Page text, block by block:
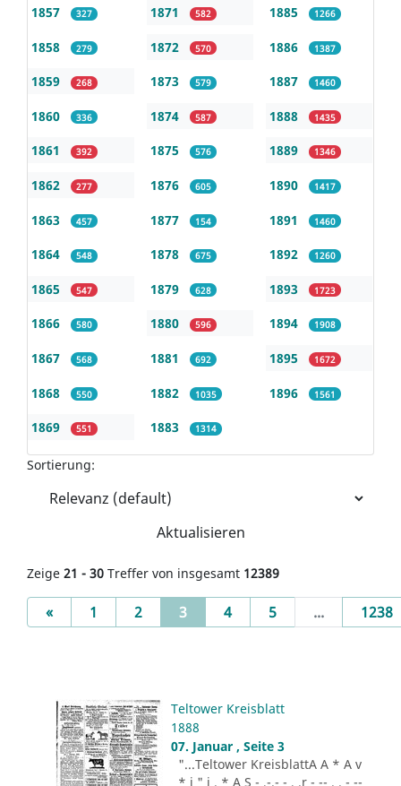
1857 327
1858 279
1859 268
1860 336
1861 392
1862 277
1863 457
1864 548
1865 547
1866 580
1867 568
1868 550
1869 551
1871 582
1872 570
1873 579
1874 587
1875 576
1876 605
1877 154
1878 675
1879 628
1880 596
1881 692
1882 1035
1883 1314
1885 1266
1886 1387
1887 1460
1888 1435
1889 1346
1890 1417
1891 1460
1892 1260
1893 1723
1894 1908
1895 1672
1896 1561
Sortierung:
Aktualisieren
Zeige 21 - 30 Treffer von insgesamt 12389
«Previous
1 2 3(current)
4 5 ... 1238
Teltower Kreisblatt
1888
07. Januar , Seite 3
"...Teltower KreisblattA A * A v
* i " i . * A S - ,-.- - , .r - -- . . - --